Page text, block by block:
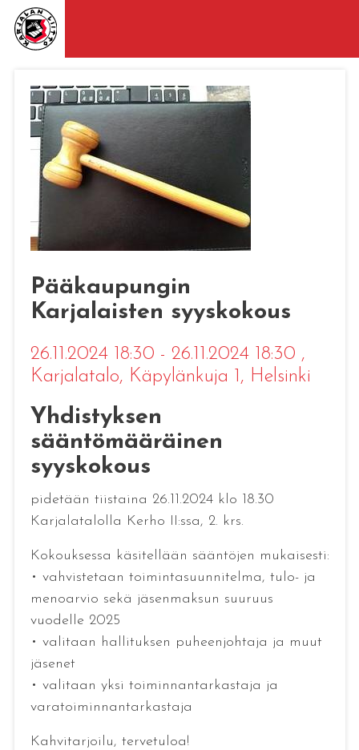
Pääkaupungin
Karjalaisten syyskokous
26.11.2024 18:30 - 26.11.2024 18:30 ,
Karjalatalo, Käpylänkuja 1, Helsinki
Yhdistyksen
sääntömääräinen
syyskokous
pidetään tiistaina 26.11.2024 klo 18.30
Karjalatalolla Kerho II:ssa, 2. krs.
Kokouksessa käsitellään sääntöjen mukaisesti:
• vahvistetaan toimintasuunnitelma, tulo- ja
menoarvio sekä jäsenmaksun suuruus
vuodelle 2025
• valitaan hallituksen puheenjohtaja ja muut
jäsenet
• valitaan yksi toiminnantarkastaja ja
varatoiminnantarkastaja
Kahvitarjoilu, tervetuloa!